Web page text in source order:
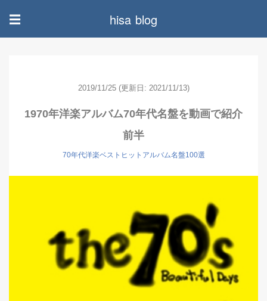
☰ hisa blog
2019/11/25 (更新日: 2021/11/13)
1970年洋楽アルバム70年代名盤を動画で紹介
前半
70年代洋楽ベストヒットアルバム名盤100選